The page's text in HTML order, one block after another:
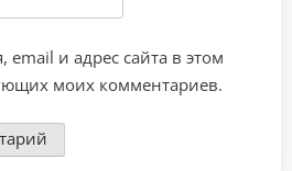
и адрес сайта в этом
моих комментариев.